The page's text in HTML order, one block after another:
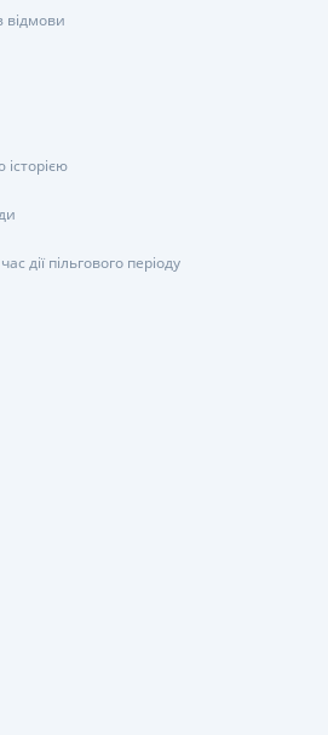
відмови
дії пільгового періоду